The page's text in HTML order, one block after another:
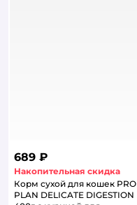
689 ₽
Накопительная скидка
Корм сухой для кошек PRO
PLAN DELICATE DIGESTION